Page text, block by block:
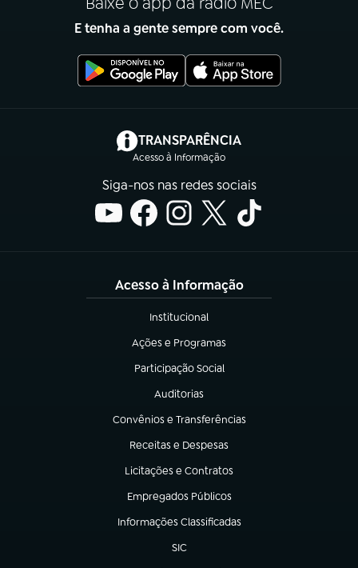
E tenha a gente sempre com você.
TRANSPARÊNCIA
Acesso à Informação
(abre em nova aba)
Siga-nos nas redes sociais
Acesso à Informação
Institucional
(abre em nova aba)
Ações e Programas
(abre em nova aba)
Participação Social
(abre em nova aba)
Auditorias
(abre em nova aba)
Convênios e Transferências
(abre em nova aba)
Receitas e Despesas
(abre em nova aba)
Licitações e Contratos
(abre em nova aba)
Empregados Públicos
(abre em nova aba)
Informações Classificadas
(abre em nova aba)
SIC
(abre em nova aba)